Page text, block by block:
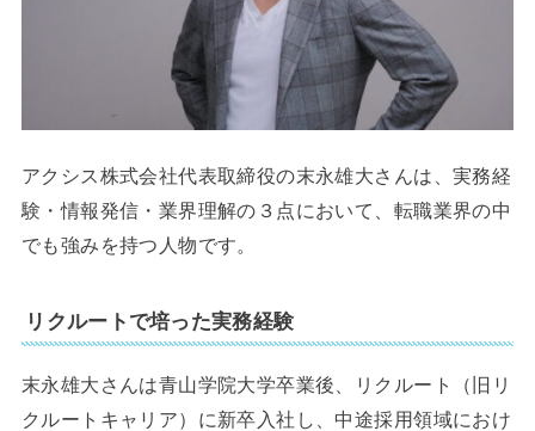
アクシス株式会社代表取締役の末永雄大さんは、実務経
験・情報発信・業界理解の３点において、転職業界の中
でも強みを持つ人物です。
リクルートで培った実務経験
末永雄大さんは青山学院大学卒業後、リクルート（旧リ
クルートキャリア）に新卒入社し、中途採用領域におけ